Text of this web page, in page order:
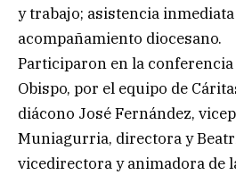
y trabajo; asistencia
acompañamiento diocesano.
Participaron en la
Obispo, por el equipo de
diácono José Fernández,
Muniagurria, directora y
vicedirectora y animadora de